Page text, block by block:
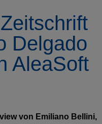
Delgado
AleaSoft
von Emiliano Bellini,